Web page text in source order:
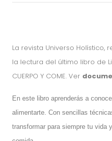
La revista Universo
la lectura del último libro de
CUERPO Y COME. Ver
En este libro aprenderás a
alimentarte. Con sencillas
transformar para siempre tu vida